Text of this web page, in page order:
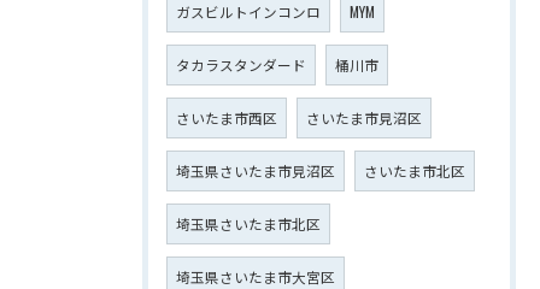
ガスビルトインコンロ MYM
タカラスタンダード 桶川市
さいたま市西区 さいたま市見沼区
埼玉県さいたま市見沼区 さいたま市北区
埼玉県さいたま市北区
埼玉県さいたま市大宮区